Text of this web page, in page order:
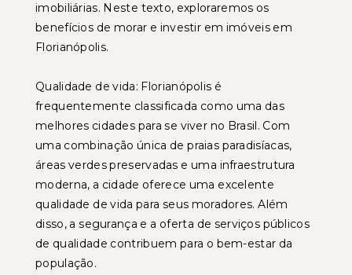
imobiliárias. Neste texto, exploraremos os
benefícios de morar e investir em imóveis em
Florianópolis.
Qualidade de vida: Florianópolis é
frequentemente classificada como uma das
melhores cidades para se viver no Brasil. Com
uma combinação única de praias paradisíacas,
áreas verdes preservadas e uma infraestrutura
moderna, a cidade oferece uma excelente
qualidade de vida para seus moradores. Além
disso, a segurança e a oferta de serviços públicos
de qualidade contribuem para o bem-estar da
população.